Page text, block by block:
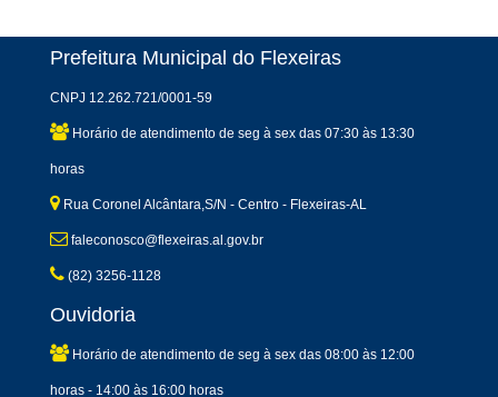
Prefeitura Municipal do Flexeiras
CNPJ 12.262.721/0001-59
Horário de atendimento de seg à sex das 07:30 às 13:30
horas
Rua Coronel Alcântara,S/N - Centro - Flexeiras-AL
faleconosco@flexeiras.al.gov.br
(82) 3256-1128
Ouvidoria
Horário de atendimento de seg à sex das 08:00 às 12:00
horas - 14:00 às 16:00 horas